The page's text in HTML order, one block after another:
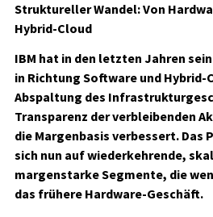
Struktureller Wandel: Von
Hybrid-Cloud
IBM hat in den letzten Jahren
in Richtung Software und
Abspaltung des
Transparenz der verbleibenden
die Margenbasis verbessert.
sich nun auf wiederkehrende,
margenstarke Segmente, die
das frühere Hardware-Geschäft.